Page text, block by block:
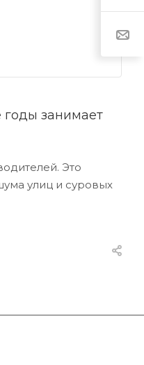
занимает
Это
улиц и суровых